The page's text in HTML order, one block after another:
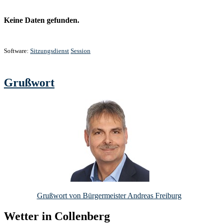
Keine Daten gefunden.
Software: Sitzungsdienst Session
Grußwort
Grußwort von Bürgermeister Andreas Freiburg
Wetter in Collenberg